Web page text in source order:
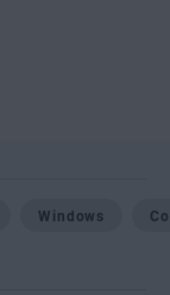
Windows